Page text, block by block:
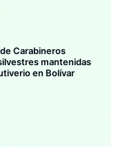
Carabineros
mantenidas
en Bolívar